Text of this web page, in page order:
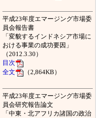
平成23年度エマージング市場委
員会報告書
「変貌するインドネシア市場に
おける事業の成功要因」
（2012.3.30）
目次
全文
（2,864KB）
平成23年度エマージング市場委
員会研究報告論文
「中東・北アフリカ諸国の政治